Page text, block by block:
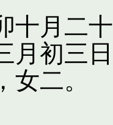
十月二
月初三
二。